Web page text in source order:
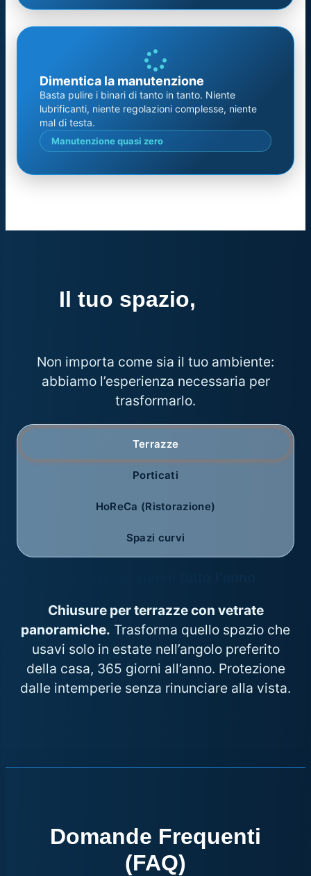
Dimentica la manutenzione
Basta pulire i binari di tanto in tanto. Niente
lubrificanti, niente regolazioni complesse, niente
mal di testa.
Manutenzione quasi zero
Il tuo spazio,
Non importa come sia il tuo ambiente:
abbiamo l’esperienza necessaria per
trasformarlo.
Terrazze
Porticati
HoReCa (Ristorazione)
Spazi curvi
Chiusure per terrazze con vetrate
panoramiche. Trasforma quello spazio che
usavi solo in estate nell’angolo preferito
della casa, 365 giorni all’anno. Protezione
dalle intemperie senza rinunciare alla vista.
Domande Frequenti
(FAQ)